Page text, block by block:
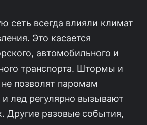
сеть всегда влияли климат
Это касается
автомобильного и
транспорта. Штормы и
позволят паромам
и лед регулярно вызывают
Другие разовые события,